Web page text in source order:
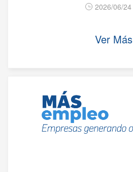
2026/06/24
Ver Más